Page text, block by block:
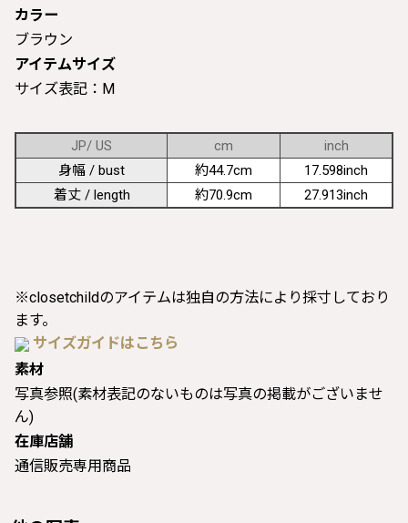
カラー
ブラウン
アイテムサイズ
サイズ表記：M
JP/ US cm
inch
身幅 / bust
約44.7cm
17.598inch
着丈 / length
約70.9cm 27.913inch
※closetchildのアイテムは独自の方法により採寸しており
ます。
サイズガイドはこちら
素材
写真参照(素材表記のないものは写真の掲載がございませ
ん)
在庫店舗
通信販売専用商品